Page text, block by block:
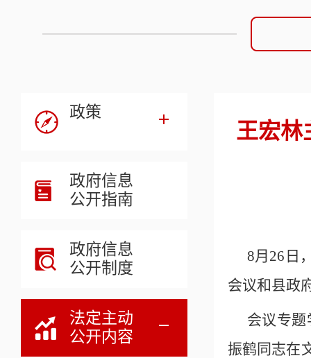
政策
政府信息
公开指南
政府信息
公开制度
法定主动
公开内容
王宏林
8月26日
会议和县政
会议专
振鹤同志在